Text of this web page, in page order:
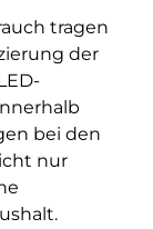
tragen
der
bei den
nur